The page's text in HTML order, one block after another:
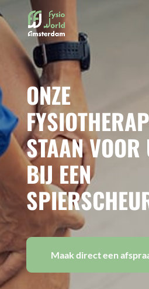
ONZE
STAAN
BIJ EEN
Maak direct een